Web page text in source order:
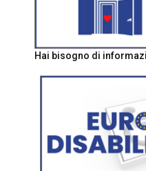
Hai bisogno di